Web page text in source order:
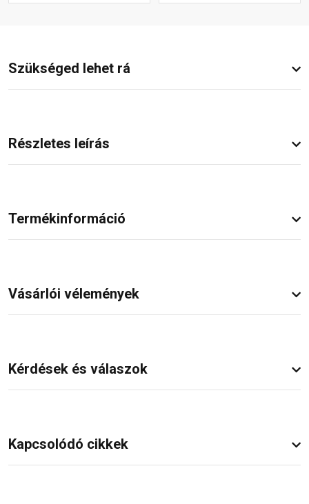
Szükséged lehet rá
Részletes leírás
Termékinformáció
Vásárlói vélemények
Kérdések és válaszok
Kapcsolódó cikkek